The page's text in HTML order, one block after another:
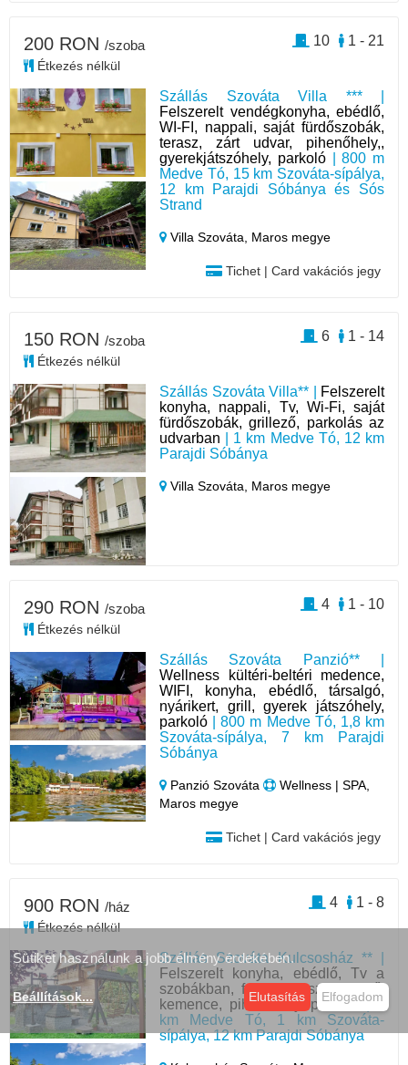
Szállás Szováta Villa *** |
Felszerelt vendégkonyha, ebédlő,
WI-FI, nappali, saját fürdőszobák,
terasz, zárt udvar, pihenőhely,,
gyerekjátszóhely, parkoló| 800 m
Medve Tó, 15 km Szováta-sípálya,
12 km Parajdi Sóbánya és Sós
Strand
Villa Szováta, Maros megye
Tichet | Card vakációs jegy
200 RON /szoba
Étkezés nélkül
1 - 21
10
Szállás Szováta Villa** |
Felszerelt
konyha, nappali, Tv, Wi-Fi, saját
fürdőszobák, grillező, parkolás az
udvarban | 1 km Medve Tó, 12 km
Parajdi Sóbánya
Villa Szováta, Maros megye
150 RON /szoba
Étkezés nélkül
1 - 14
6
Szállás Szováta Panzió** |
Wellness kültéri-beltéri medence,
WIFI, konyha, ebédlő, társalgó,
nyárikert, grill, gyerek játszóhely,
parkoló | 800 m Medve Tó, 1,8 km
Szováta-sípálya, 7 km Parajdi
Sóbánya
Panzió Szováta
Wellness | SPA,
Maros megye
Tichet | Card vakációs jegy
290 RON /szoba
Étkezés nélkül
1 - 10
4
Szállás Szováta Kulcsosház ** |
Felszerelt konyha, ebédlő, Tv a
szobákban, fedett terasz, grillező,
kemence, pihenőhely, parkoló| 1
km Medve Tó, 1 km Szováta-
sípálya, 12 km Parajdi Sóbánya
900 RON /ház
Étkezés nélkül
1 - 8
4
Sütiket használunk a jobb élmény érdekében.
Beállítások... Elutasítás Elfogadom